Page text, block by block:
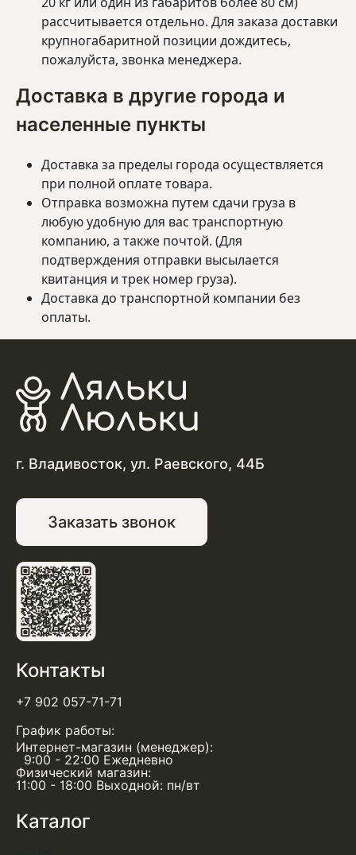
рассчитывается отдельно. Для заказа доставки
крупногабаритной позиции дождитесь,
пожалуйста, звонка менеджера.
Доставка в другие города и
населенные пункты
Доставка за пределы города осуществляется
при полной оплате товара.
Отправка возможна путем сдачи груза в
любую удобную для вас транспортную
компанию, а также почтой. (Для
подтверждения отправки высылается
квитанция и трек номер груза).
Доставка до транспортной компании без
оплаты.
г. Владивосток, ул. Раевского, 44Б
Заказать звонок
Контакты
+7 902 057-71-71
График работы:
Интернет-магазин (менеджер):
9:00 - 22:00 Ежедневно
Физический магазин:
11:00 - 18:00 Выходной: пн/вт
Каталог